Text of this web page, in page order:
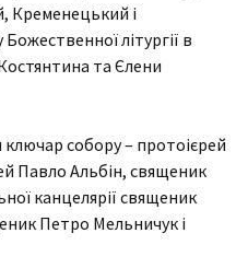
Кременецький і
літургії в
та Єлени
собору – протоієрей
Павло Альбін, священик
канцелярії священик
Петро Мельничук і